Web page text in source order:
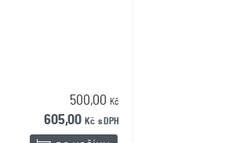
500,00 Kč
605,00 Kč s DPH